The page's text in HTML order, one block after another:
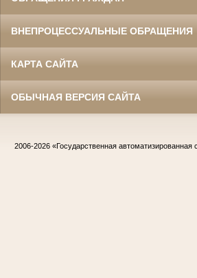
ВНЕПРОЦЕССУАЛЬНЫЕ ОБРАЩЕНИЯ
КАРТА САЙТА
ОБЫЧНАЯ ВЕРСИЯ САЙТА
2006-2026 «Государственная